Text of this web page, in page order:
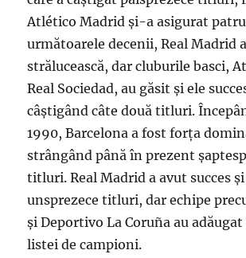
Atlético Madrid și-a asigurat
următoarele decenii, Real Madrid
strălucească, dar cluburile basci,
Real Sociedad, au găsit și ele
câștigând câte două titluri.
1990, Barcelona a fost forța
strângând până în prezent
titluri. Real Madrid a avut succes
unsprezece titluri, dar echipe
și Deportivo La Coruña au
listei de campioni.